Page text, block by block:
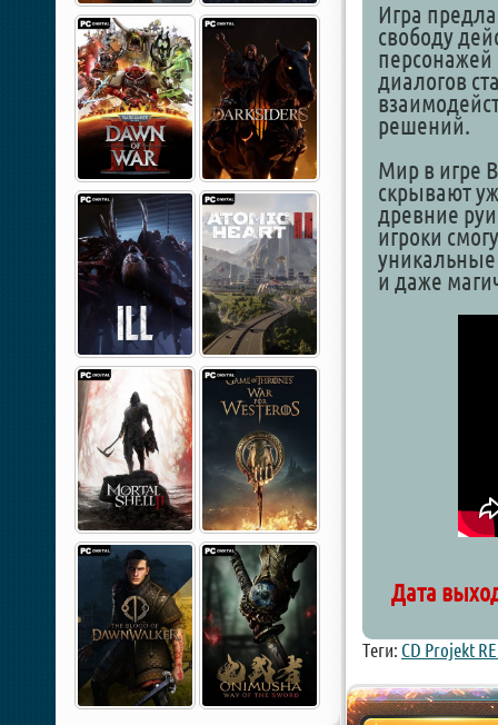
Игра
свободу
диалогов
решений.
Мир в игре
скрывают
древние
игроки
уникальные
и даже
Дата
Теги: CD Projekt